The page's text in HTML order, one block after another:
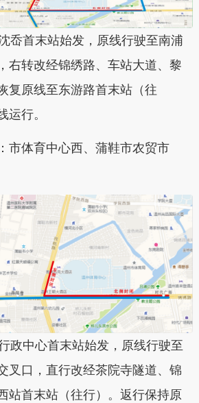
岙首末站始发，原线行驶至南浦
右转改经锦绣路、车站大道、黎
复原线至东游路首末站（往
运行。
市体育中心西、蒲鞋市农贸市
政中心首末站始发，原线行驶至
叉口，直行改经茶院寺隧道、锦
站首末站（往行）。返行保持原